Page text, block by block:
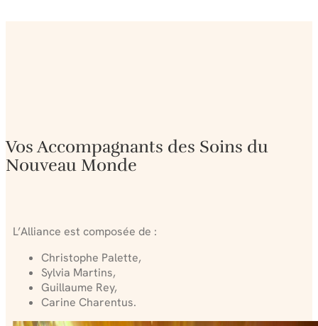
Vos Accompagnants des Soins du
Nouveau Monde
L’Alliance est composée de :
Christophe Palette,
Sylvia Martins,
Guillaume Rey,
Carine Charentus.